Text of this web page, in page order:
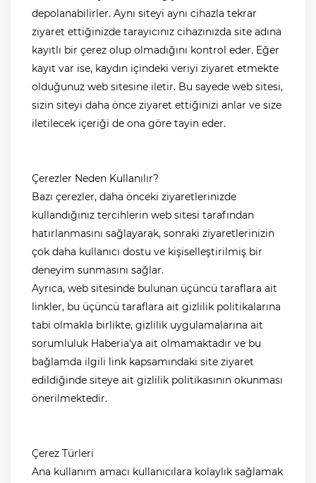
depolanabilirler. Aynı siteyi aynı cihazla tekrar
ziyaret ettiğinizde tarayıcınız cihazınızda site adına
kayıtlı bir çerez olup olmadığını kontrol eder. Eğer
kayıt var ise, kaydın içindeki veriyi ziyaret etmekte
olduğunuz web sitesine iletir. Bu sayede web sitesi,
sizin siteyi daha önce ziyaret ettiğinizi anlar ve size
iletilecek içeriği de ona göre tayin eder.
Çerezler Neden Kullanılır?
Bazı çerezler, daha önceki ziyaretlerinizde
kullandığınız tercihlerin web sitesi tarafından
hatırlanmasını sağlayarak, sonraki ziyaretlerinizin
çok daha kullanıcı dostu ve kişiselleştirilmiş bir
deneyim sunmasını sağlar.
Ayrıca, web sitesinde bulunan üçüncü taraflara ait
linkler, bu üçüncü taraflara ait gizlilik politikalarına
tabi olmakla birlikte, gizlilik uygulamalarına ait
sorumluluk Haberia'ya ait olmamaktadır ve bu
bağlamda ilgili link kapsamındaki site ziyaret
edildiğinde siteye ait gizlilik politikasının okunması
önerilmektedir.
Çerez Türleri
Ana kullanım amacı kullanıcılara kolaylık sağlamak